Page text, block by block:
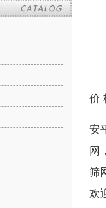
价
安
网
筛
欢